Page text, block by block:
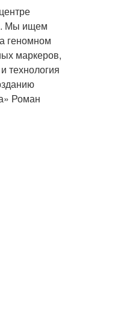
Мы ищем
геномном
маркеров,
технология
Роман